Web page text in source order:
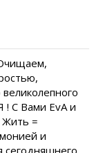
С Вами EvA и
Жить =
и
сегодняшнего